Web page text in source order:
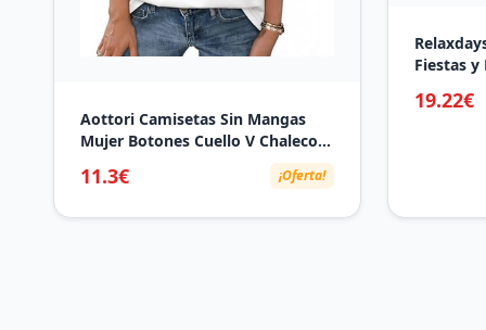
Aottori Camisetas Sin Mangas
Mujer Botones Cuello V Chaleco
Verano Básico Cami Casual Suave
Sólido Suelta Ajustada Estirada
11.3€ ¡Oferta!
Fiestas y
Blanco
19.22€